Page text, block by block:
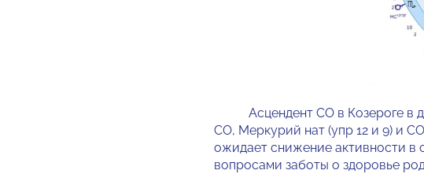
Асцендент СО в Козероге в
СО, Меркурий нат (упр 12 и 9) и
ожидает снижение активности в
вопросами заботы о здоровье